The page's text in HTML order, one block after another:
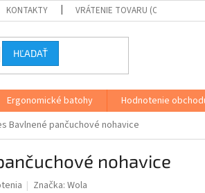
KONTAKTY VRÁTENIE TOVARU (ODSTÚPENIE
HĽADAŤ
Ergonomické batohy Hodnotenie
Bavlnené pančuchové nohavice
nohavice
Značka:Wola